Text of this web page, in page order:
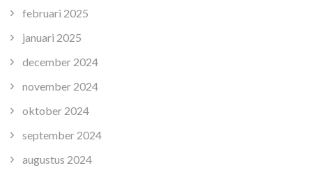
februari 2025
januari 2025
december 2024
november 2024
oktober 2024
september 2024
augustus 2024